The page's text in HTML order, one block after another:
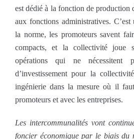
est dédié à la fonction de production
aux fonctions administratives.
la norme, les promoteurs savent
compacts, et la collectivité joue
opérations qui ne nécessitent
d’investissement pour la
ingénierie dans la mesure où il
promoteurs et avec les entreprises.
Les intercommunalités vont
foncier économique par le biais du